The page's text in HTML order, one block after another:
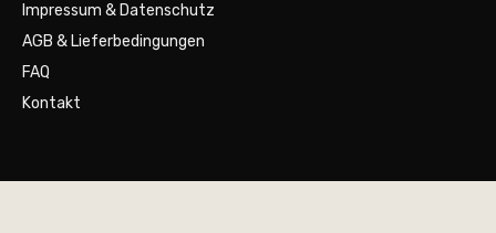
Impressum & Datenschutz
AGB & Lieferbedingungen
FAQ
Kontakt